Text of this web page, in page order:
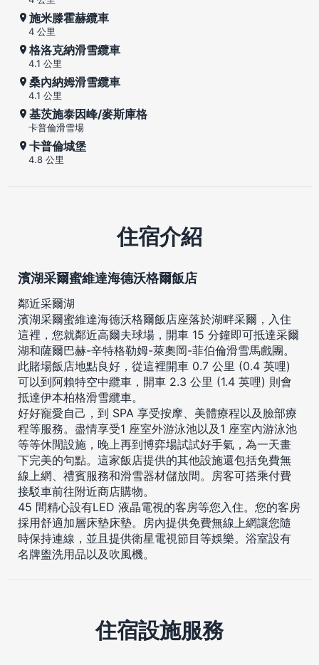
施米滕霍赫纜車
4 公里
格洛克納滑雪纜車
4.1 公里
桑內納姆滑雪纜車
4.1 公里
基茨施泰因峰/麥斯庫格
卡普倫滑雪場
卡普倫城堡
4.8 公里
住宿介紹
濱湖采爾蜜維達海德沃格爾飯店
鄰近采爾湖
濱湖采爾蜜維達海德沃格爾飯店座落於湖畔采爾，入住
這裡，您就鄰近高爾夫球場，開車 15 分鐘即可抵達采爾
湖和薩爾巴赫-辛特格勒姆-萊奧岡-菲伯倫滑雪馬戲團。
此賭場飯店地點良好，從這裡開車 0.7 公里 (0.4 英哩)
可以到阿賴特空中纜車，開車 2.3 公里 (1.4 英哩) 則會
抵達伊本柏格滑雪纜車。
好好寵愛自己，到 SPA 享受按摩、美體療程以及臉部療
程等服務。盡情享受1 座室外游泳池以及1 座室內游泳池
等等休閒設施，晚上再到博弈場試試好手氣，為一天畫
下完美的句點。這家飯店提供的其他設施還包括免費無
線上網、禮賓服務和滑雪器材儲放間。房客可搭乘付費
接駁車前往附近商店購物。
45 間精心設有LED 液晶電視的客房等您入住。您的客房
採用舒適加層床墊床墊。房內提供免費無線上網讓您隨
時保持連線，並且提供衛星電視節目等娛樂。浴室設有
名牌盥洗用品以及吹風機。
住宿設施服務